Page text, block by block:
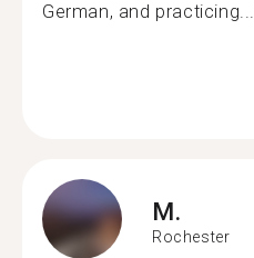
German, and practicing...
M.
Rochester